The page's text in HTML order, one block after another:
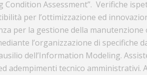
Condition Assessment”. Verifiche
per l’ottimizzazione ed
per la gestione della manutenzione
l’organizzazione di specifiche
dell’Information Modeling.
adempimenti tecnico amministrativi.